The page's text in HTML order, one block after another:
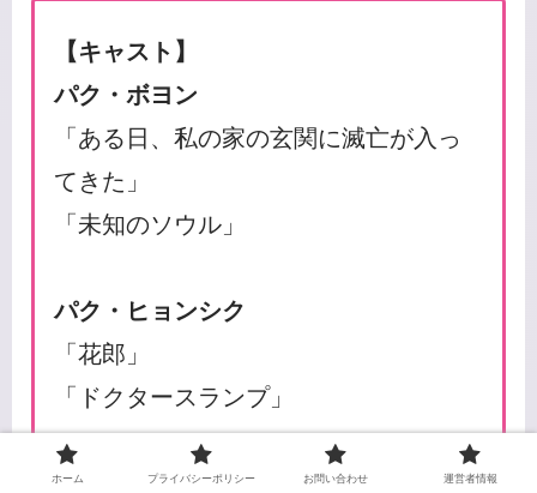
【キャスト】
パク・ボヨン
「ある日、私の家の玄関に滅亡が入っ
てきた」
「未知のソウル」
パク・ヒョンシク
「花郎」
「ドクタースランプ」
ジス
ホーム プライバシーポリシー お問い合わせ 運営者情報